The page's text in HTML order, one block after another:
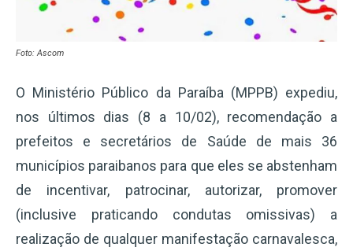
Foto: Ascom
O Ministério Público da Paraíba (MPPB) expediu,
nos últimos dias (8 a 10/02), recomendação a
prefeitos e secretários de Saúde de mais 36
municípios paraibanos para que eles se abstenham
de incentivar, patrocinar, autorizar, promover
(inclusive praticando condutas omissivas) a
realização de qualquer manifestação carnavalesca,